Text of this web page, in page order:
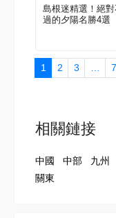
島根迷精選！絕
過的夕陽名勝4選
1 2 3 7
相關鏈接
中國 中部 九州
關東